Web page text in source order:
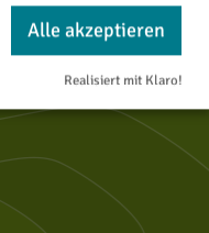
11°12'37.8''E
Alle akzeptieren
Realisiert mit Klaro!